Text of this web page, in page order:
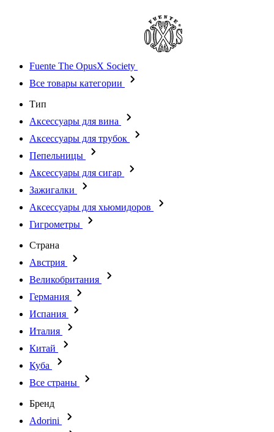
Fuente The OpusX Society
Все товары категории
Тип
Аксессуары для вина
Аксессуары для трубок
Пепельницы
Аксессуары для сигар
Зажигалки
Аксессуары для хьюмидоров
Гигрометры
Страна
Австрия
Великобритания
Германия
Испания
Италия
Китай
Куба
Все страны
Бренд
Adorini